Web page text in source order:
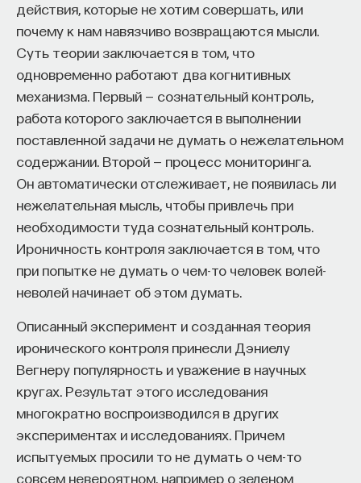
действия, которые не хотим совершать, или
почему к нам навязчиво возвращаются мысли.
Суть теории заключается в том, что
одновременно работают два когнитивных
механизма. Первый — сознательный контроль,
работа которого заключается в выполнении
поставленной задачи не думать о нежелательном
содержании. Второй — процесс мониторинга.
Он автоматически отслеживает, не появилась ли
нежелательная мысль, чтобы привлечь при
необходимости туда сознательный контроль.
Ироничность контроля заключается в том, что
при попытке не думать о чем-то человек волей-
неволей начинает об этом думать.
Описанный эксперимент и созданная теория
иронического контроля принесли Дэниелу
Вегнеру популярность и уважение в научных
кругах. Результат этого исследования
многократно воспроизводился в других
экспериментах и исследованиях. Причем
испытуемых просили то не думать о чем-то
совсем невероятном, например о зеленом
чернильных пятен объясняется необходимостью
более детальной разработки проблемы проекции
и проективной методологии, широко
представленной в работах по психологии
личности. Понятно, что это не единственная
причина пристального внимания именно к тесту
Роршаха. Его особенности состоят в системном,
комплексном исследовании личности и в особом
толковании «динамических» аспектов
возникающих у испытуемого образов, в поиске
связей между отклонениями и способностью
к восстановлению, в обнаружении неразрывной
связи между реальным и воображаемым,
эмоциями и когнициями, внешним миром
Роршаха заложены потенциальные возможности,
которые еще очень долгое время будут
постигаться учеными и практиками при
исследовании когнитивных, эмоциональных,
поведенческих и других психологических
особенностей человека в их системной
организации.